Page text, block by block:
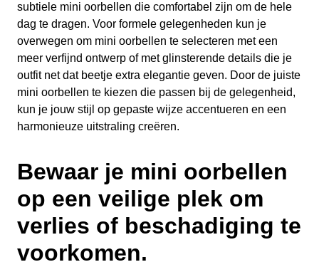
subtiele mini oorbellen die comfortabel zijn om de hele
dag te dragen. Voor formele gelegenheden kun je
overwegen om mini oorbellen te selecteren met een
meer verfijnd ontwerp of met glinsterende details die je
outfit net dat beetje extra elegantie geven. Door de juiste
mini oorbellen te kiezen die passen bij de gelegenheid,
kun je jouw stijl op gepaste wijze accentueren en een
harmonieuze uitstraling creëren.
Bewaar je mini oorbellen
op een veilige plek om
verlies of beschadiging te
voorkomen.